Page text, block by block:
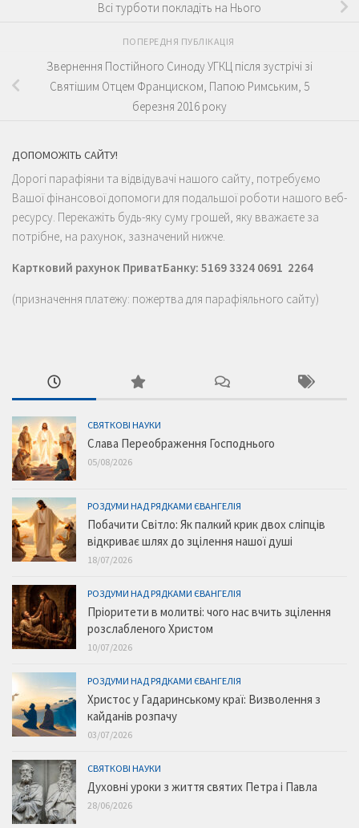
Всі турботи покладіть на Нього
ПОПЕРЕДНЯ ПУБЛІКАЦІЯ
Звернення Постійного Синоду УГКЦ після зустрічі зі
Святішим Отцем Франциском, Папою Римським, 5
березня 2016 року
ДОПОМОЖІТЬ САЙТУ!
Дорогі парафіяни та відвідувачі нашого сайту, потребуємо
Вашої фінансової допомоги для подальшої роботи нашого веб-
ресурсу. Перекажіть будь-яку суму грошей, яку вважаєте за
потрібне, на рахунок, зазначений нижче.
Картковий рахунок ПриватБанку: 5169 3324 0691 2264
(призначення платежу: пожертва для парафіяльного сайту)
СВЯТКОВІ НАУКИ
Слава Переображення Господнього
05/08/2026
РОЗДУМИ НАД РЯДКАМИ ЄВАНГЕЛІЯ
Побачити Світло: Як палкий крик двох сліпців
відкриває шлях до зцілення нашої душі
18/07/2026
РОЗДУМИ НАД РЯДКАМИ ЄВАНГЕЛІЯ
Пріоритети в молитві: чого нас вчить зцілення
розслабленого Христом
10/07/2026
РОЗДУМИ НАД РЯДКАМИ ЄВАНГЕЛІЯ
Христос у Гадаринському краї: Визволення з
кайданів розпачу
03/07/2026
СВЯТКОВІ НАУКИ
Духовні уроки з життя святих Петра і Павла
28/06/2026